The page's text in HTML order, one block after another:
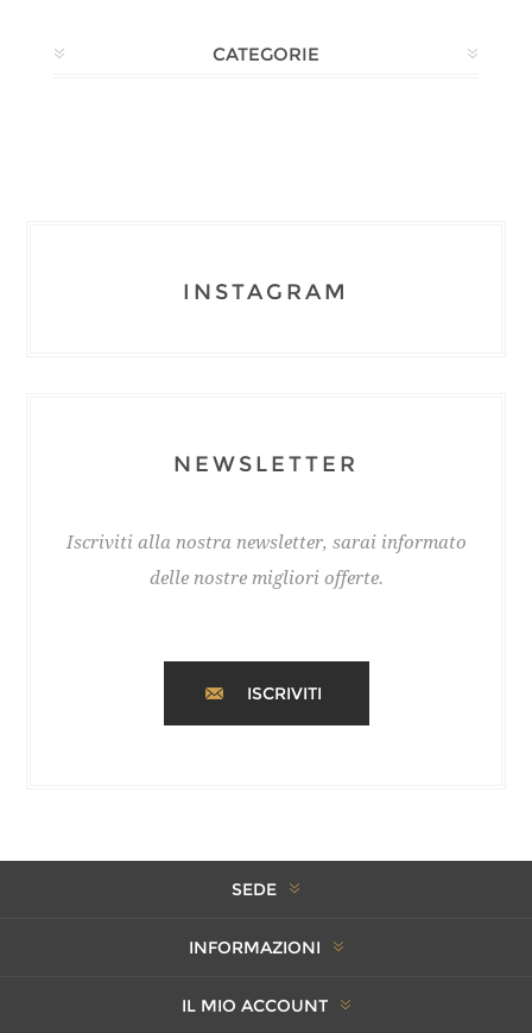
CATEGORIE
INSTAGRAM
NEWSLETTER
Iscriviti alla nostra newsletter, sarai informato
delle nostre migliori offerte.
ISCRIVITI
SEDE
INFORMAZIONI
IL MIO ACCOUNT